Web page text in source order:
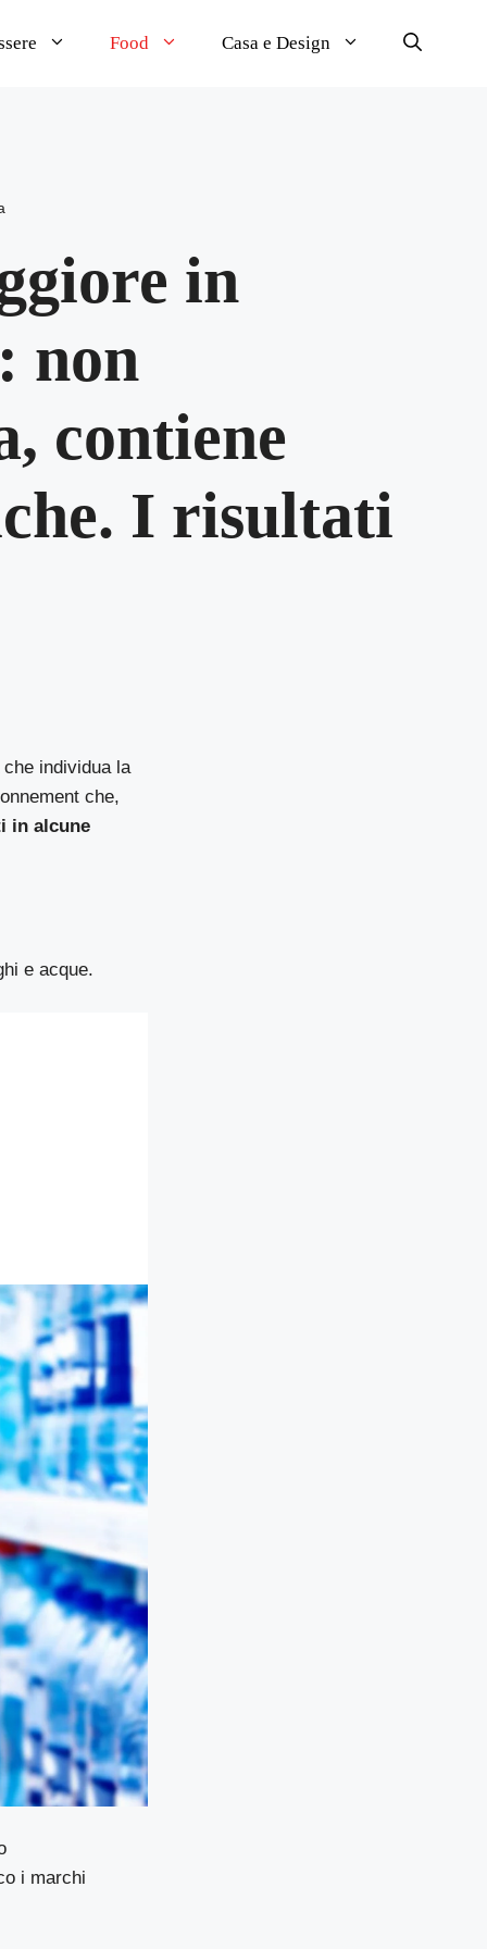
Food Casa e Design
in
non
contiene
I risultati
individua la
che,
in alcune
e acque.
i marchi